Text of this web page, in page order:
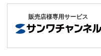
販売店様専用サービス